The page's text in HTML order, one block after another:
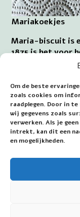
Om de beste
zoals cookies om
raadplegen. Door in
wij gegevens zoals
verwerken. Als je
intrekt, kan dit een
en mogelijkheden.
Mariakoekjes
Maria-biscuit is
1875 is het voor
bakkersbedrijf
Maria
groothertogin
(1844-1900),
Saksen-Coburg
Maria-biscuit is
de Russische
Datum eerste